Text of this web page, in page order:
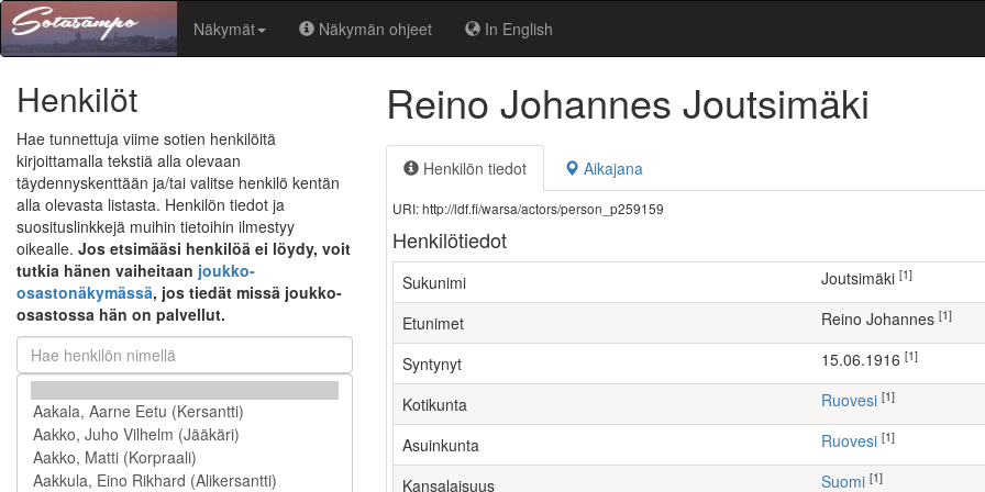
Näkymät Näkymän ohjeet In English
Henkilöt
Hae tunnettuja viime sotien henkilöitä
kirjoittamalla tekstiä alla olevaan
täydennyskenttään ja/tai valitse henkilö kentän
alla olevasta listasta. Henkilön tiedot ja
suosituslinkkejä muihin tietoihin ilmestyy
oikealle. Jos etsimääsi henkilöä ei löydy, voit
tutkia hänen vaiheitaan joukko-
osastonäkymässä, jos tiedät missä joukko-
osastossa hän on palvellut.
Reino Johannes Joutsimäki
Henkilön tiedot Aikajana
URI: http://ldf.fi/warsa/actors/person_p259159
Henkilötiedot
Sukunimi Joutsimäki [1]
Etunimet Reino Johannes [1]
Syntynyt 15.06.1916 [1]
Kotikunta Ruovesi [1]
Asuinkunta Ruovesi [1]
Kansalaisuus Suomi [1]